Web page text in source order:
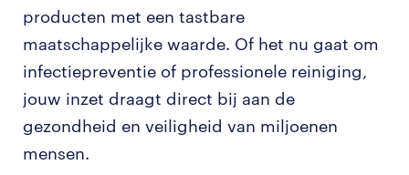
producten met een tastbare
maatschappelijke waarde. Of het nu gaat om
infectiepreventie of professionele reiniging,
jouw inzet draagt direct bij aan de
gezondheid en veiligheid van miljoenen
mensen.